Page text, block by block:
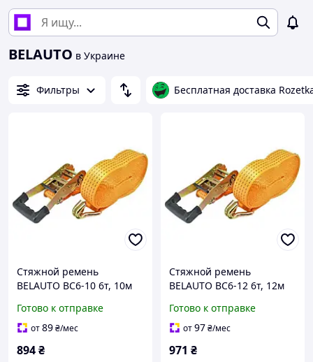
BELAUTO в Украине
Фильтры Бесплатная доставка
Стяжной ремень
BELAUTO BC6-10 6т, 10м
Готово к отправке
от89₴/мес
894₴
Стяжной ремень
BELAUTO BC6-12 6т, 12м
Готово к отправке
от97₴/мес
971 ₴